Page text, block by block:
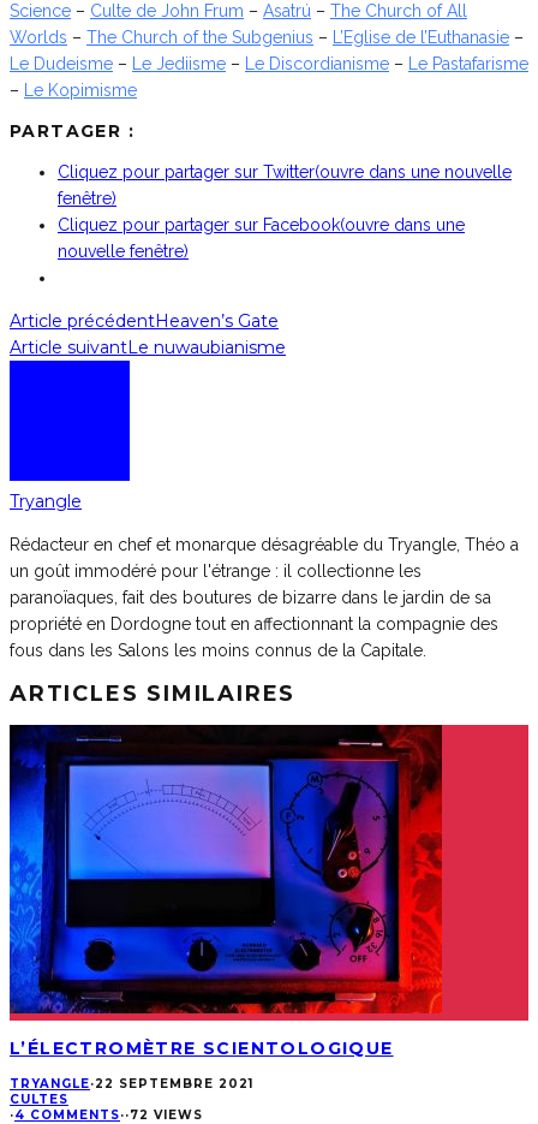
Science – Culte de John Frum – Asatrú – The Church of All
Worlds – The Church of the Subgenius – L’Eglise de l’Euthanasie –
Le Dudeisme – Le Jediisme – Le Discordianisme –
Le Pastafarisme
–
Le Kopimisme
PARTAGER :
Cliquez pour partager sur Twitter(ouvre dans une nouvelle
fenêtre)
Cliquez pour partager sur Facebook(ouvre dans une
nouvelle fenêtre)
Article précédentHeaven’s Gate
Article suivantLe nuwaubianisme
Tryangle
Rédacteur en chef et monarque désagréable du Tryangle, Théo a
un goût immodéré pour l'étrange : il collectionne les
paranoïaques, fait des boutures de bizarre dans le jardin de sa
propriété en Dordogne tout en affectionnant la compagnie des
fous dans les Salons les moins connus de la Capitale.
ARTICLES SIMILAIRES
L’ÉLECTROMÈTRE SCIENTOLOGIQUE
TRYANGLE·22 SEPTEMBRE 2021
CULTES
·4 COMMENTS··72 VIEWS